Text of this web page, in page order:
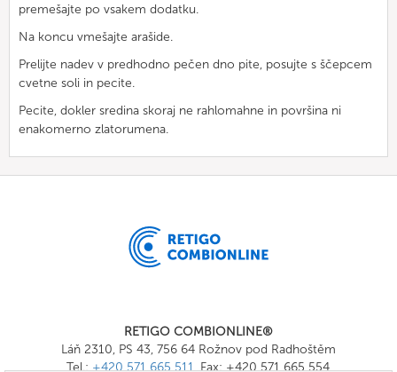
premešajte po vsakem dodatku.
Na koncu vmešajte arašide.
Prelijte nadev v predhodno pečen dno pite, posujte s ščepcem
cvetne soli in pecite.
Pecite, dokler sredina skoraj ne rahlomahne in površina ni
enakomerno zlatorumena.
RETIGO COMBIONLINE®
Láň 2310, PS 43, 756 64 Rožnov pod Radhoštěm
Tel.:+420 571 665 511, Fax: +420 571 665 554